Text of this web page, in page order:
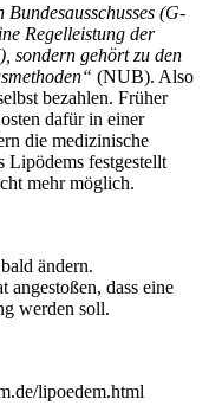
Bundesausschusses (G-
Regelleistung der
sondern gehört zu den
(NUB). Also
bezahlen. Früher
dafür in einer
die medizinische
Lipödems festgestellt
mehr möglich.
ändern.
angestoßen, dass eine
werden soll.
lipoedem.html